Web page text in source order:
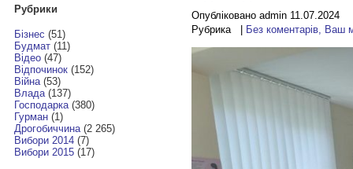
Рубрики
Бізнес (51)
Будмат(11)
Відео(47)
Відпочинок(152)
Війна(53)
Влада(137)
Господарка(380)
Гурман(1)
Дрогобиччина(2 265)
Вибори 2014(7)
Вибори 2015(17)
Опубліковано admin 11.07.2024
Рубрика | Без коментарів, Ваш